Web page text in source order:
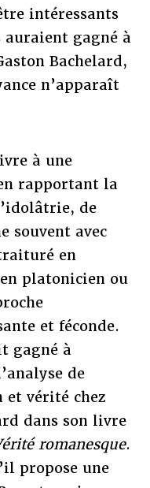
intéressants
auraient gagné à
Bachelard,
n’apparaît
à une
rapportant la
de
souvent avec
en
platonicien ou
et féconde.
gagné à
de
vérité chez
dans son livre
romanesque.
propose une